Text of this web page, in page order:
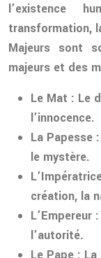
l’existence
transformation,
Majeurs sont
majeurs et des
Le Mat : Le
l’innocence.
La Papesse
le mystère.
création, la
L’Empereur
l’autorité.